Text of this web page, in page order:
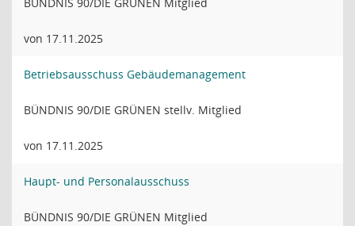
von 17.11.2025
Betriebsausschuss Gebäudemanagement
BÜNDNIS 90/DIE GRÜNEN stellv. Mitglied
von 17.11.2025
Haupt- und Personalausschuss
BÜNDNIS 90/DIE GRÜNEN Mitglied